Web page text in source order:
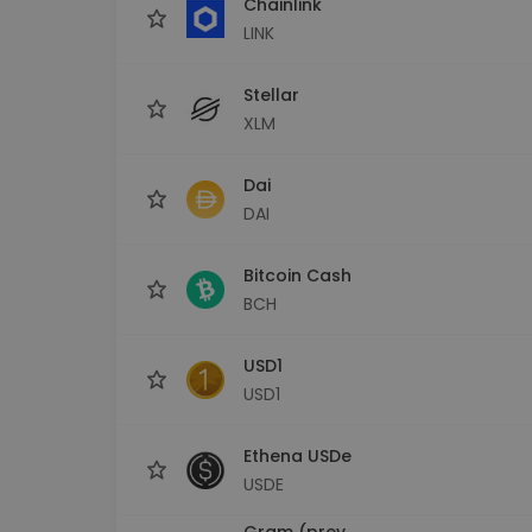
LINK
Stellar
XLM
Dai
DAI
Bitcoin Cash
BCH
USD1
USD1
Ethena USDe
USDE